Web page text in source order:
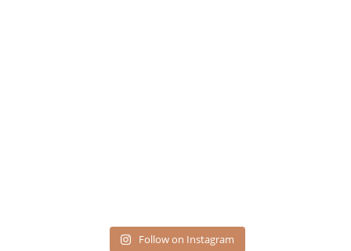
Follow on Instagram